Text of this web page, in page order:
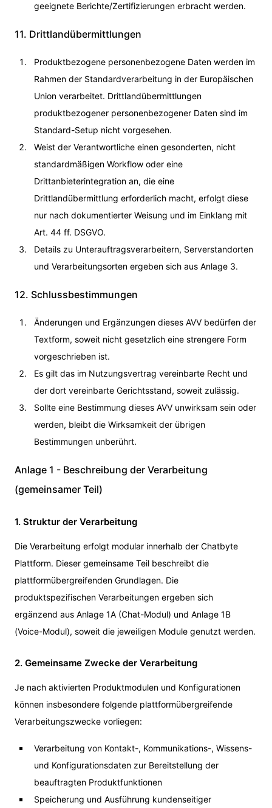
geeignete Berichte/Zertifizierungen erbracht werden.
11. Drittlandübermittlungen
Produktbezogene personenbezogene Daten werden im
Rahmen der Standardverarbeitung in der Europäischen
Union verarbeitet. Drittlandübermittlungen
produktbezogener personenbezogener Daten sind im
Standard-Setup nicht vorgesehen.
Weist der Verantwortliche einen gesonderten, nicht
standardmäßigen Workflow oder eine
Drittanbieterintegration an, die eine
Drittlandübermittlung erforderlich macht, erfolgt diese
nur nach dokumentierter Weisung und im Einklang mit
Art. 44 ff. DSGVO.
Details zu Unterauftragsverarbeitern, Serverstandorten
und Verarbeitungsorten ergeben sich aus Anlage 3.
12. Schlussbestimmungen
Änderungen und Ergänzungen dieses AVV bedürfen der
Textform, soweit nicht gesetzlich eine strengere Form
vorgeschrieben ist.
Es gilt das im Nutzungsvertrag vereinbarte Recht und
der dort vereinbarte Gerichtsstand, soweit zulässig.
Sollte eine Bestimmung dieses AVV unwirksam sein oder
werden, bleibt die Wirksamkeit der übrigen
Bestimmungen unberührt.
Anlage 1 - Beschreibung der Verarbeitung
(gemeinsamer Teil)
1. Struktur der Verarbeitung
Die Verarbeitung erfolgt modular innerhalb der Chatbyte
Plattform. Dieser gemeinsame Teil beschreibt die
plattformübergreifenden Grundlagen. Die
produktspezifischen Verarbeitungen ergeben sich
ergänzend aus Anlage 1A (Chat-Modul) und Anlage 1B
(Voice-Modul), soweit die jeweiligen Module genutzt werden.
2. Gemeinsame Zwecke der Verarbeitung
Je nach aktivierten Produktmodulen und Konfigurationen
können insbesondere folgende plattformübergreifende
Verarbeitungszwecke vorliegen:
Verarbeitung von Kontakt-, Kommunikations-, Wissens-
und Konfigurationsdaten zur Bereitstellung der
beauftragten Produktfunktionen
Speicherung und Ausführung kundenseitiger